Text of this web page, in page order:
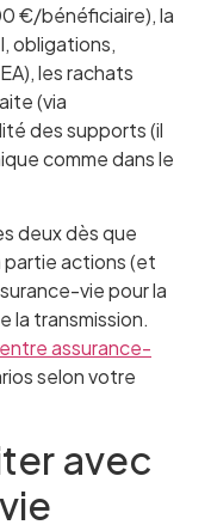
€/bénéficiaire), la
obligations,
les rachats
(via
des supports (il
comme dans le
deux dès que
partie actions (et
vie pour la
la transmission.
assurance-
selon votre
avec